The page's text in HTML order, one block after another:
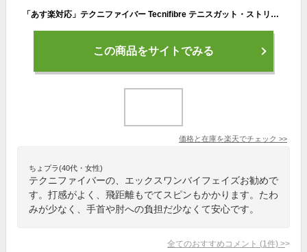
「あす楽対応」テクニファイバー Tecnifibre テニスガット・ストリング X-ONE BIPHASE （エックスワンバイフェイズ） 1.24mm TFG201 TFSG201『即日出荷』
この商品をサイトでみる
価格と在庫を楽天でチェック >>
ちょプラ(40代・女性)
テクニファイバーの、エックスワンバイフェイズお勧めで
す。打感がよく、飛距離もでてスピンもかかります。たわ
みが少なく、手首や肘への負担だ少なくて安心です。
全てのおすすめコメント (1 件) >